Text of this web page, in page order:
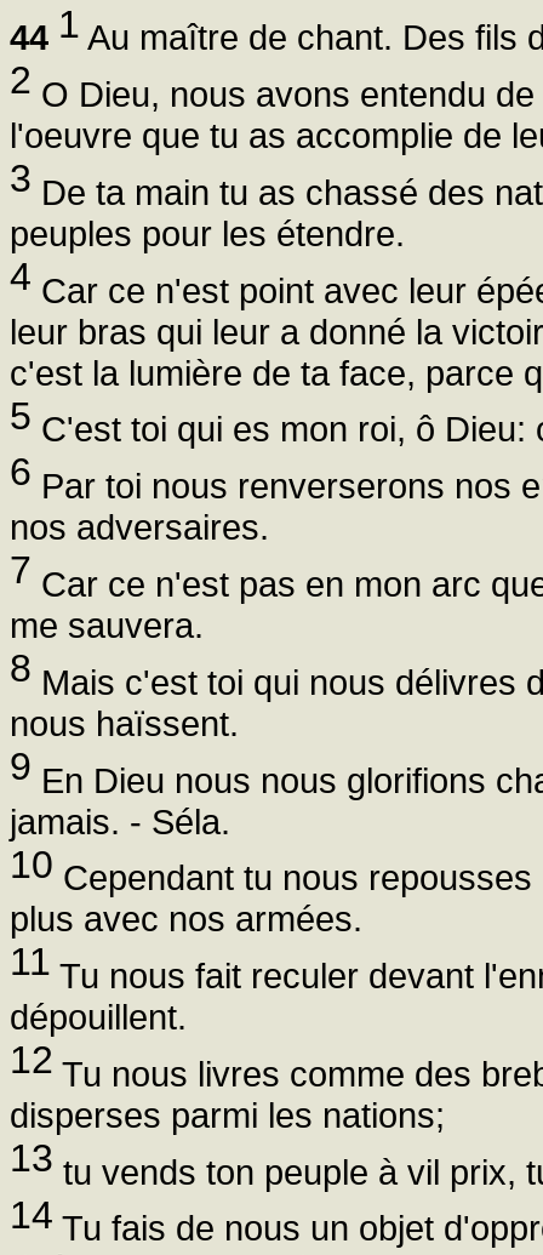
44 1 Au maître de chant. Des fils
2 O Dieu, nous avons entendu
l'oeuvre que tu as accomplie de
3 De ta main tu as chassé des
peuples pour les étendre.
4 Car ce n'est point avec leur
leur bras qui leur a donné la
c'est la lumière de ta face, parce
5 C'est toi qui es mon roi, ô
6 Par toi nous renverserons nos
nos adversaires.
7 Car ce n'est pas en mon arc
me sauvera.
8 Mais c'est toi qui nous délivres
nous haïssent.
9 En Dieu nous nous glorifions
jamais. - Séla.
10 Cependant tu nous
plus avec nos armées.
11 Tu nous fait reculer devant
dépouillent.
12 Tu nous livres comme des
disperses parmi les nations;
13 tu vends ton peuple à vil prix,
14 Tu fais de nous un objet